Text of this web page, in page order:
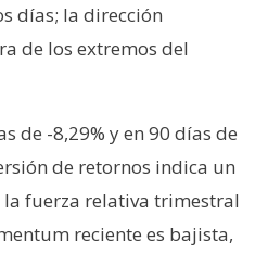
días; la dirección
de los extremos del
de -8,29% y en 90 días de
de retornos indica un
fuerza relativa trimestral
reciente es bajista,